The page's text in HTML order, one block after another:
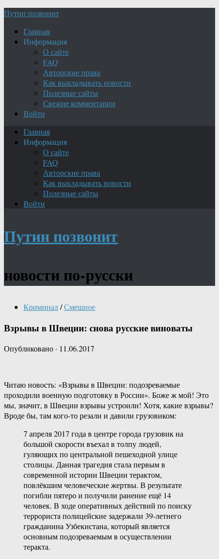
Путин позвонит
Главная
Информация
О сайте
FAQ
Авторские права
Как выкладывать новости
Полезные сайты
Свежие комментарии
Войти
Главная
Информация
О сайте
FAQ
Авторские права
Как выкладывать новости
Полезные сайты
Войти
Путин позвонит
новости по-русски
Криминал/Смешное
Взрывы в Швеции: снова русские виноваты
Опубликовано · 11.06.2017
Читаю новость: «Взрывы в Швеции: подозреваемые
проходили военную подготовку в России». Боже ж мой! Это
мы, значит, в Швеции взрывы устроили! Хотя, какие взрывы?
Вроде бы, там кого-то резали и давили грузовиком:
7 апреля 2017 года в центре города грузовик на
большой скорости въехал в толпу людей,
гуляющих по центральной пешеходной улице
столицы. Данная трагедия стала первым в
современной истории Швеции терактом,
повлёкшим человеческие жертвы. В результате
погибли пятеро и получили ранение ещё 14
человек. В ходе оперативных действий по поиску
террориста полицейские задержали 39-летнего
гражданина Узбекистана, который является
основным подозреваемым в осуществлении
теракта.